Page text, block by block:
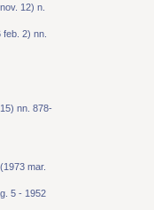
12) n.
2) nn.
nn. 878-
mar.
5 - 1952